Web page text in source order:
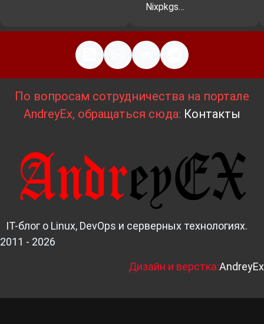
Nixpkgs…
По вопросам сотрудничества на портале
AndreyEx, обращаться сюда: Контакты
IT-блог о Linux, DevOps и серверных технологиях.
2011 - 2026
Дизайн и верстка:AndreyEx